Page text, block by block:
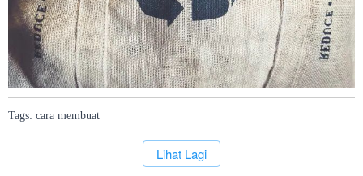
Tags: cara membuat
`Lihat Lagi